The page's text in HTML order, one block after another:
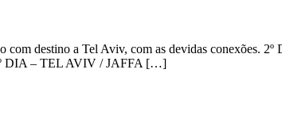
destino a Tel Aviv, com as devidas conexões.
DIA – TEL AVIV / JAFFA […]